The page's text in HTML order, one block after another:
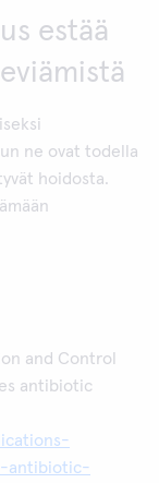
estää
ne ovat todella
hoidosta.
and Control
antibiotic
antibiotic-